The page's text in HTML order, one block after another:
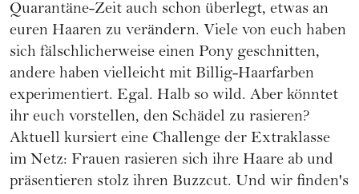
Quarantäne-Zeit auch schon überlegt, etwas an
euren Haaren zu verändern. Viele von euch haben
sich fälschlicherweise einen Pony geschnitten,
andere haben vielleicht mit Billig-Haarfarben
experimentiert. Egal. Halb so wild. Aber könntet
ihr euch vorstellen, den Schädel zu rasieren?
Aktuell kursiert eine Challenge der Extraklasse
im Netz: Frauen rasieren sich ihre Haare ab und
präsentieren stolz ihren Buzzcut. Und wir finden's